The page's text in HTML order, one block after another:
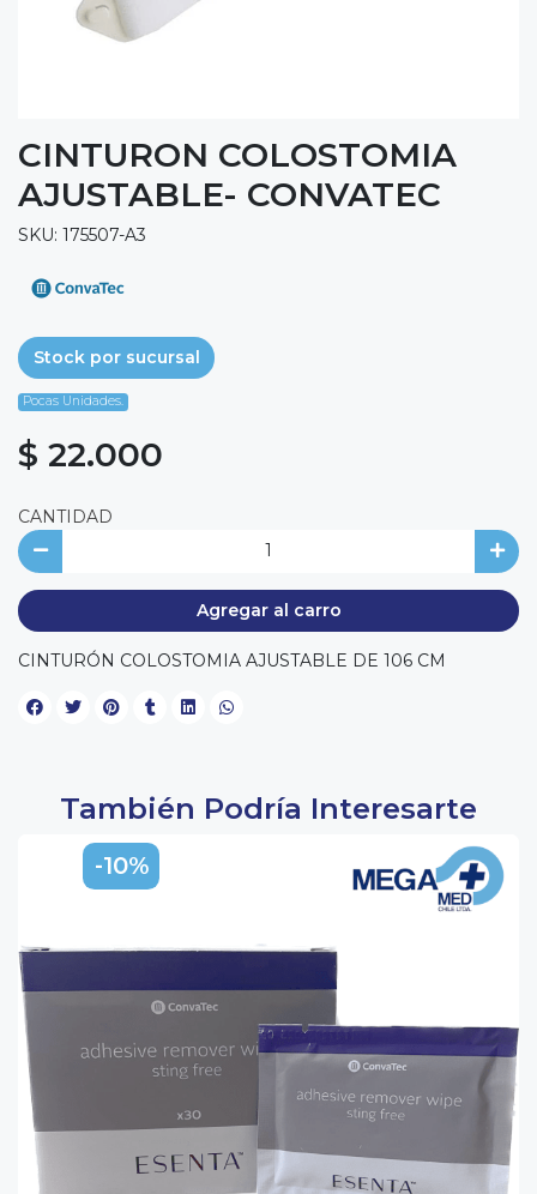
CINTURON COLOSTOMIA
AJUSTABLE- CONVATEC
SKU: 175507-A3
Stock por sucursal
Pocas Unidades.
$ 22.000
CANTIDAD
Agregar al carro
CINTURÓN COLOSTOMIA AJUSTABLE DE 106 CM
También Podría Interesarte
-10%